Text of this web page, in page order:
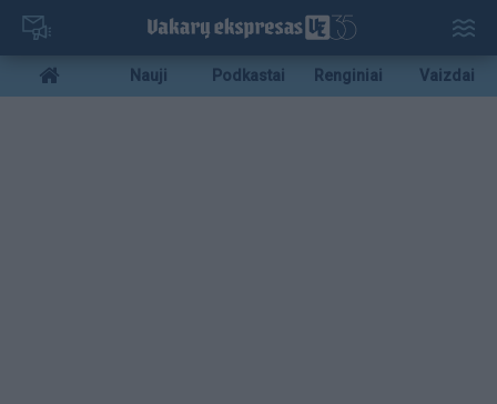
Pereiti
pagrindinį
turinį
Mobile
menu
Nauji Podkastai Renginiai Vaizdai